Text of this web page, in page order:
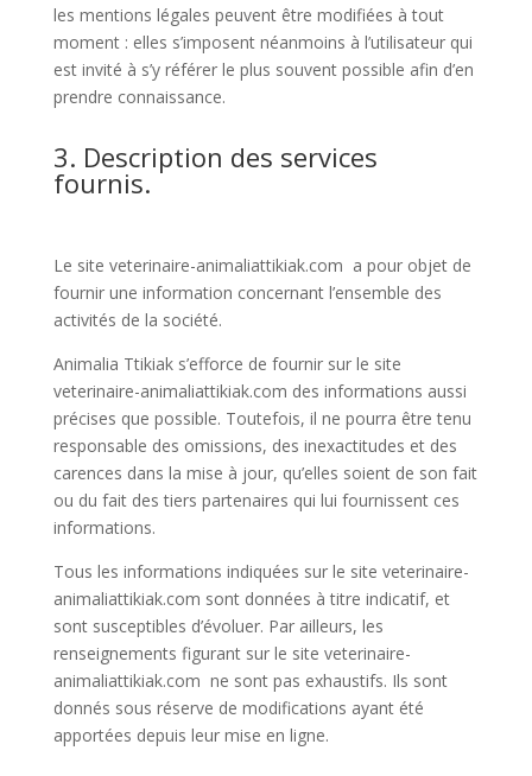
les mentions légales peuvent être modifiées à tout
moment : elles s’imposent néanmoins à l’utilisateur qui
est invité à s’y référer le plus souvent possible afin d’en
prendre connaissance.
3. Description des services
fournis.
Le site veterinaire-animaliattikiak.com a pour objet de
fournir une information concernant l’ensemble des
activités de la société.
Animalia Ttikiak s’efforce de fournir sur le site
veterinaire-animaliattikiak.com des informations aussi
précises que possible. Toutefois, il ne pourra être tenu
responsable des omissions, des inexactitudes et des
carences dans la mise à jour, qu’elles soient de son fait
ou du fait des tiers partenaires qui lui fournissent ces
informations.
Tous les informations indiquées sur le site veterinaire-
animaliattikiak.com sont données à titre indicatif, et
sont susceptibles d’évoluer. Par ailleurs, les
renseignements figurant sur le site veterinaire-
animaliattikiak.com ne sont pas exhaustifs. Ils sont
donnés sous réserve de modifications ayant été
apportées depuis leur mise en ligne.